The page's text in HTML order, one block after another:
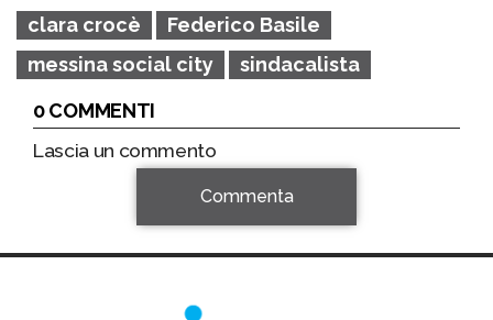
clara crocè
Federico Basile
messina social city
sindacalista
0 COMMENTI
Lascia un commento
Commenta